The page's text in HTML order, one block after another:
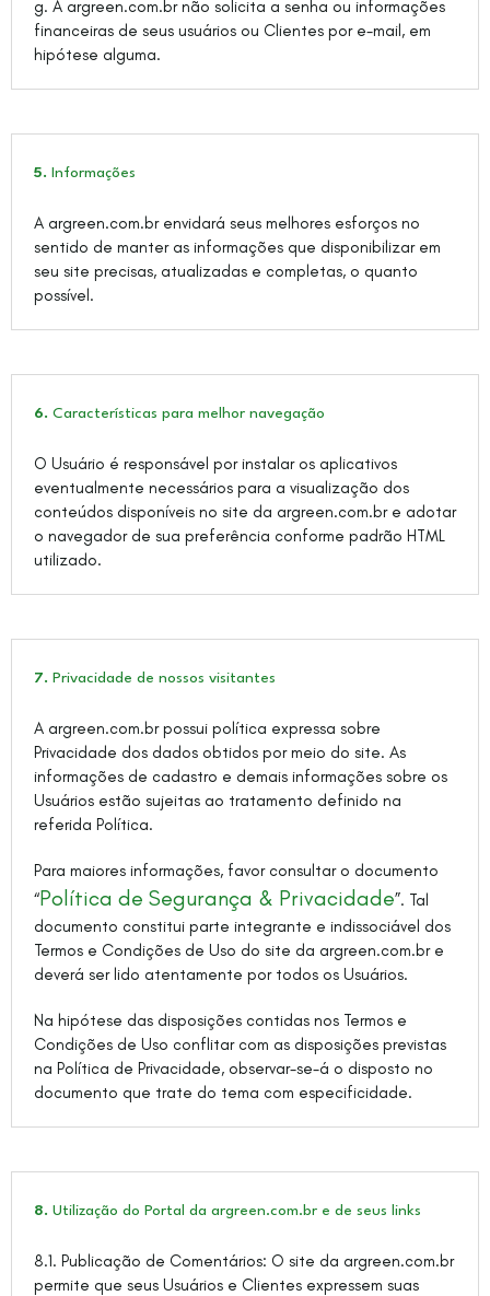
g. A argreen.com.br não solicita a senha ou informações
financeiras de seus usuários ou Clientes por e-mail, em
hipótese alguma.
5. Informações
A argreen.com.br envidará seus melhores esforços no
sentido de manter as informações que disponibilizar em
seu site precisas, atualizadas e completas, o quanto
possível.
6. Características para melhor navegação
O Usuário é responsável por instalar os aplicativos
eventualmente necessários para a visualização dos
conteúdos disponíveis no site da argreen.com.br e adotar
o navegador de sua preferência conforme padrão HTML
utilizado.
7. Privacidade de nossos visitantes
A argreen.com.br possui política expressa sobre
Privacidade dos dados obtidos por meio do site. As
informações de cadastro e demais informações sobre os
Usuários estão sujeitas ao tratamento definido na
referida Política.
Para maiores informações, favor consultar o documento
“Política de Segurança & Privacidade”. Tal
documento constitui parte integrante e indissociável dos
Termos e Condições de Uso do site da argreen.com.br e
deverá ser lido atentamente por todos os Usuários.
Na hipótese das disposições contidas nos Termos e
Condições de Uso conflitar com as disposições previstas
na Política de Privacidade, observar-se-á o disposto no
documento que trate do tema com especificidade.
8. Utilização do Portal da argreen.com.br e de seus links
8.1. Publicação de Comentários: O site da argreen.com.br
permite que seus Usuários e Clientes expressem suas